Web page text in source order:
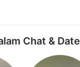
Chat & Date